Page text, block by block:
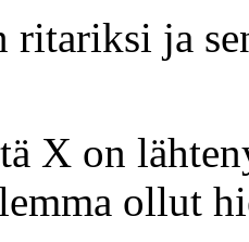
ritariksi ja
X on
ollut